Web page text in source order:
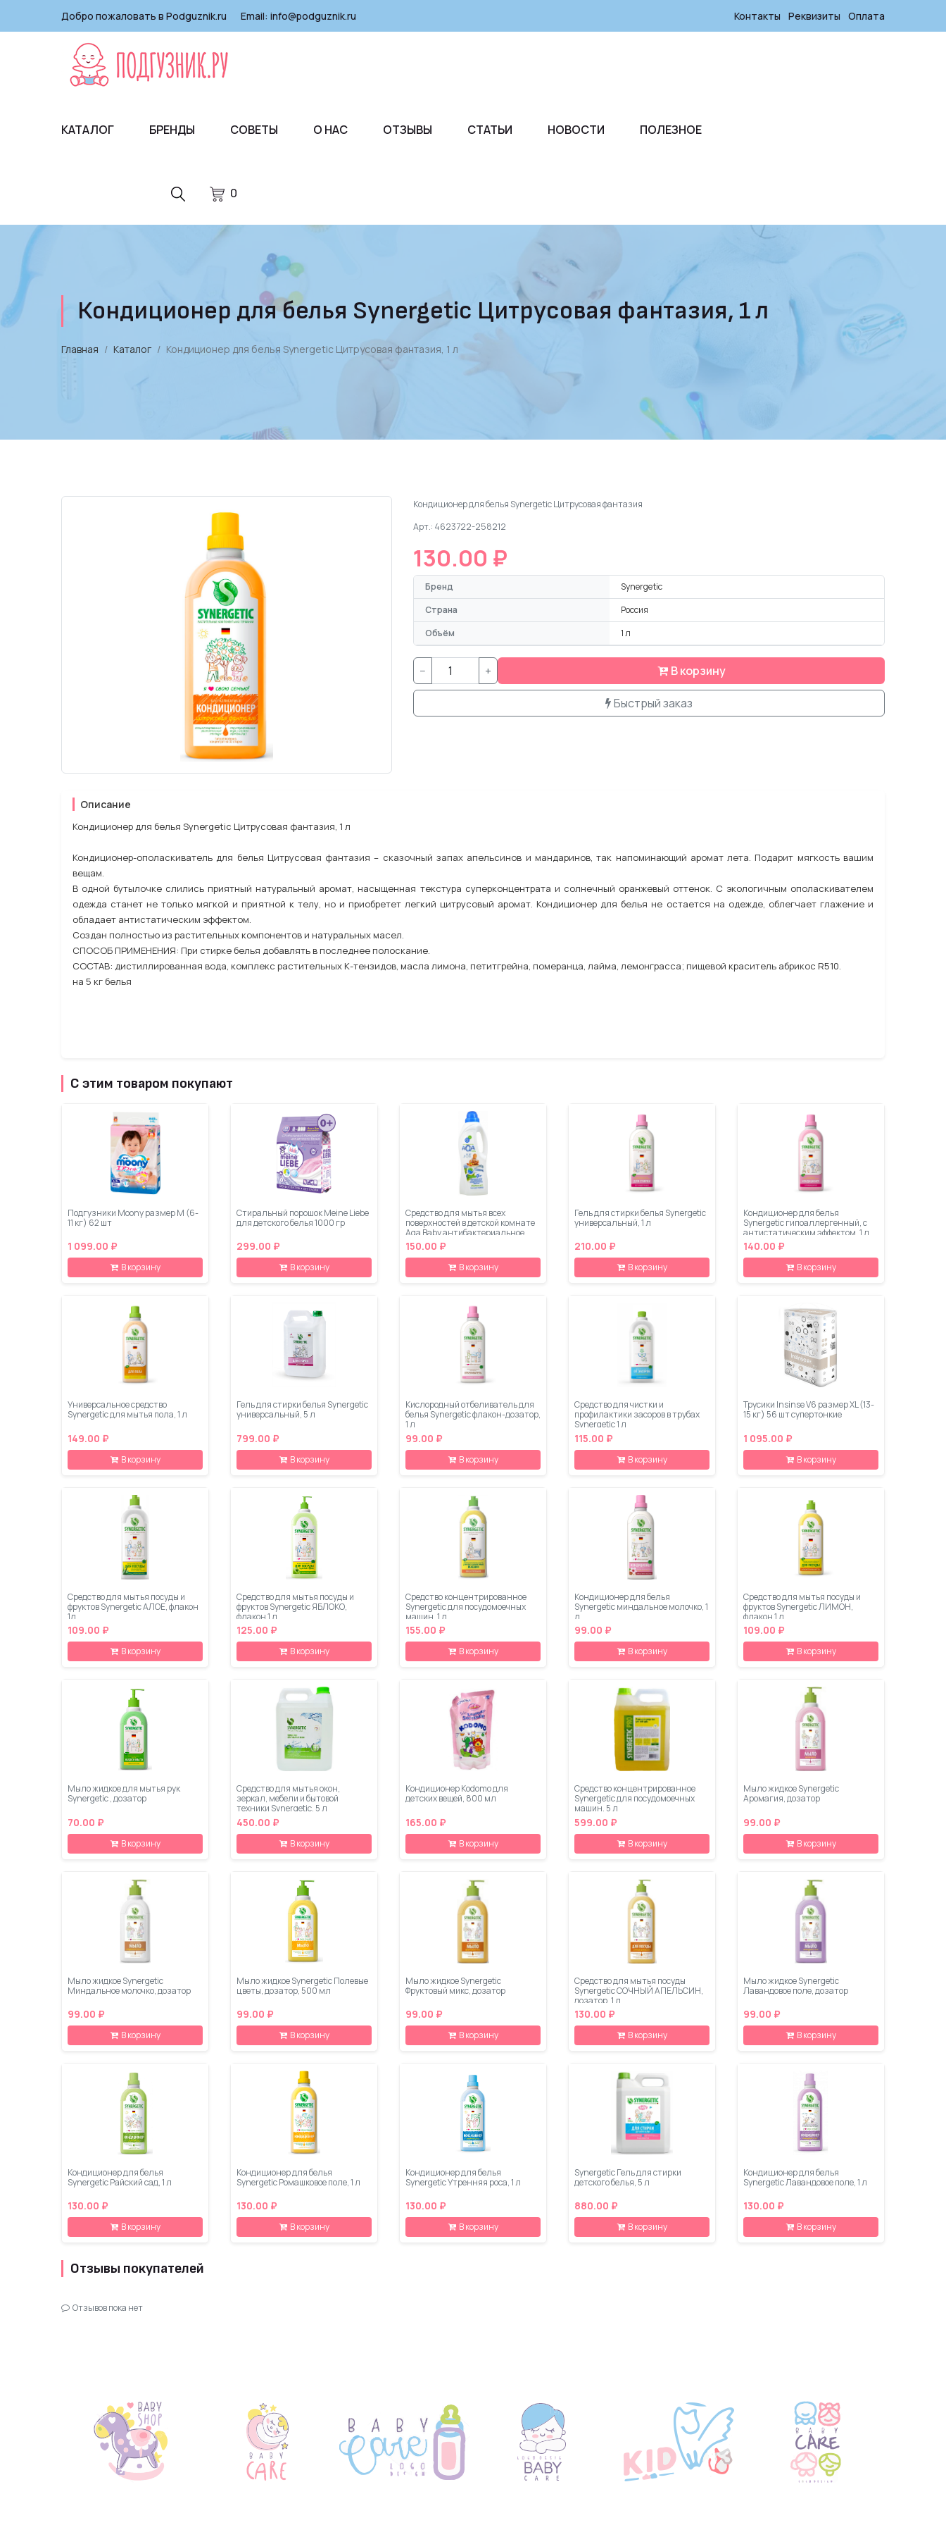
Добро пожаловать в Podguznik.ru Email: info@podguznik.ru Контакты Реквизиты Оплата
0
КАТАЛОГ БРЕНДЫ СОВЕТЫ О НАС ОТЗЫВЫ СТАТЬИ НОВОСТИ ПОЛЕЗНОЕ
Кондиционер для белья Synergetic Цитрусовая фантазия, 1 л
Главная Каталог Кондиционер для белья Synergetic Цитрусовая фантазия, 1 л
Кондиционер для белья Synergetic Цитрусовая фантазия
Арт.: 4623722-258212
130.00 ₽
Бренд
Synergetic
Страна
Россия
Объём
1 л
− + В корзину
Быстрый заказ
Описание
Кондиционер для белья Synergetic Цитрусовая фантазия, 1 л
Кондиционер-ополаскиватель для белья Цитрусовая фантазия – сказочный запах апельсинов и мандаринов, так напоминающий аромат лета. Подарит мягкость вашим
вещам.
В одной бутылочке слились приятный натуральный аромат, насыщенная текстура суперконцентрата и солнечный оранжевый оттенок. С экологичным ополаскивателем
одежда станет не только мягкой и приятной к телу, но и приобретет легкий цитрусовый аромат. Кондиционер для белья не остается на одежде, облегчает глажение и
обладает антистатическим эффектом.
Создан полностью из растительных компонентов и натуральных масел.
СПОСОБ ПРИМЕНЕНИЯ: При стирке белья добавлять в последнее полоскание.
СОСТАВ: дистиллированная вода, комплекс растительных К-тензидов, масла лимона, петитгрейна, померанца, лайма, лемонграсса; пищевой краситель абрикос R510.
на 5 кг белья
С этим товаром покупают
Подгузники Moony размер M (6-
11 кг) 62 шт
1 099.00 ₽
В корзину
Стиральный порошок Meine Liebe
для детского белья 1000 гр
299.00 ₽
В корзину
Средство для мытья всех
поверхностей в детской комнате
Aqa Baby антибактериальное
1000 мл
150.00 ₽
В корзину
Гель для стирки белья Synergetic
универсальный, 1 л
210.00 ₽
В корзину
Кондиционер для белья
Synergetic гипоаллергенный, с
антистатическим эффектом, 1 л
140.00 ₽
В корзину
Универсальное средство
Synergetic для мытья пола, 1 л
149.00 ₽
В корзину
Гель для стирки белья Synergetic
универсальный, 5 л
799.00 ₽
В корзину
Кислородный отбеливатель для
белья Synergetic флакон-дозатор,
1 л
99.00 ₽
В корзину
Средство для чистки и
профилактики засоров в трубах
Synergetic 1 л
115.00 ₽
В корзину
Трусики Insinse V6 размер XL (13-
15 кг) 56 шт супертонкие
1 095.00 ₽
В корзину
Средство для мытья посуды и
фруктов Synergetic АЛОЕ, флакон
1л
109.00 ₽
В корзину
Средство для мытья посуды и
фруктов Synergetic ЯБЛОКО,
флакон 1 л
125.00 ₽
В корзину
Средство концентрированное
Synergetic для посудомоечных
машин, 1 л
155.00 ₽
В корзину
Кондиционер для белья
Synergetic миндальное молочко, 1
л
99.00 ₽
В корзину
Средство для мытья посуды и
фруктов Synergetic ЛИМОН,
флакон 1 л
109.00 ₽
В корзину
Мыло жидкое для мытья рук
Synergetic , дозатор
70.00 ₽
В корзину
Средство для мытья окон,
зеркал, мебели и бытовой
техники Synergetic, 5 л
450.00 ₽
В корзину
Кондиционер Kodomo для
детских вещей, 800 мл
165.00 ₽
В корзину
Средство концентрированное
Synergetic для посудомоечных
машин, 5 л
599.00 ₽
В корзину
Мыло жидкое Synergetic
Аромагия, дозатор
99.00 ₽
В корзину
Мыло жидкое Synergetic
Миндальное молочко, дозатор
99.00 ₽
В корзину
Мыло жидкое Synergetic Полевые
цветы, дозатор, 500 мл
99.00 ₽
В корзину
Мыло жидкое Synergetic
Фруктовый микс, дозатор
99.00 ₽
В корзину
Средство для мытья посуды
Synergetic СОЧНЫЙ АПЕЛЬСИН,
дозатор, 1 л
130.00 ₽
В корзину
Мыло жидкое Synergetic
Лавандовое поле, дозатор
99.00 ₽
В корзину
Кондиционер для белья
Synergetic Райский сад, 1 л
130.00 ₽
В корзину
Кондиционер для белья
Synergetic Ромашковое поле, 1 л
130.00 ₽
В корзину
Кондиционер для белья
Synergetic Утренняя роса, 1 л
130.00 ₽
В корзину
Synergetic Гель для стирки
детского белья, 5 л
880.00 ₽
В корзину
Кондиционер для белья
Synergetic Лавандовое поле, 1 л
130.00 ₽
В корзину
Отзывы покупателей
Отзывов пока нет